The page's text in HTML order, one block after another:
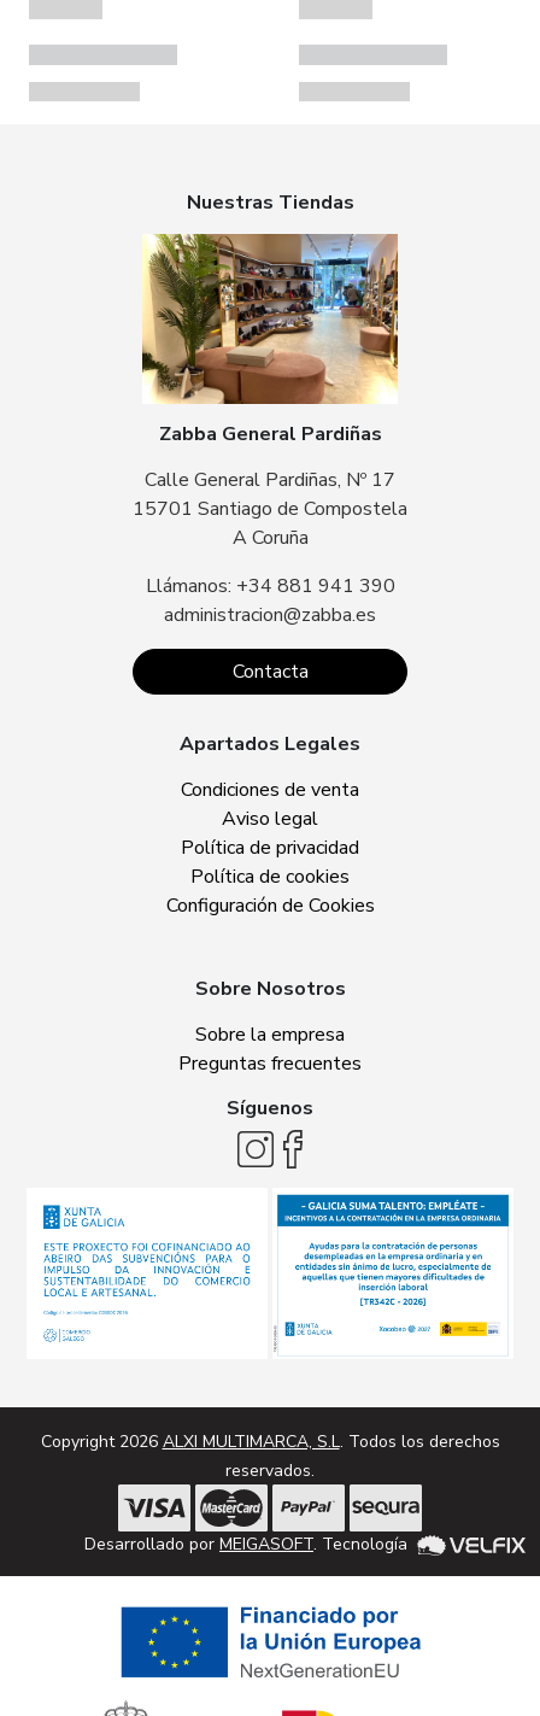
Nuestras Tiendas
Zabba General Pardiñas
Calle General Pardiñas, Nº 17
15701 Santiago de Compostela
A Coruña
Llámanos: +34 881 941 390
administracion@zabba.es
Contacta
Apartados Legales
Condiciones de venta
Aviso legal
Política de privacidad
Política de cookies
Configuración de Cookies
Sobre Nosotros
Sobre la empresa
Preguntas frecuentes
Síguenos
Copyright 2026 ALXI MULTIMARCA, S.L. Todos los derechos
reservados.
Desarrollado por MEIGASOFT. Tecnología